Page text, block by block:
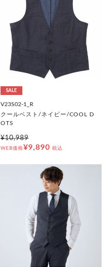
SALE
V23S02-1_R
クールベスト/ネイビー/COOL D
OTS
¥10,989
WEB価格¥9,890 税込